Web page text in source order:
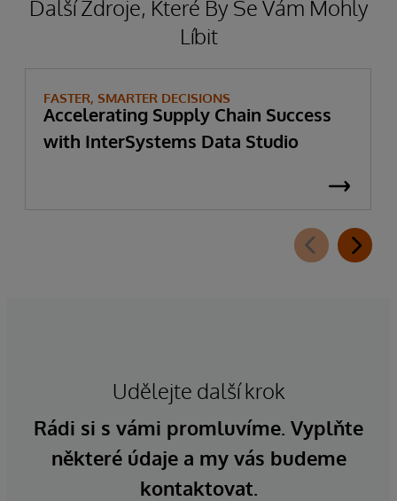
Další Zdroje, Které By Se Vám Mohly
Líbit
FASTER, SMARTER DECISIONS
Accelerating Supply Chain Success
with InterSystems Data Studio
Udělejte další krok
Rádi si s vámi promluvíme. Vyplňte
některé údaje a my vás budeme
kontaktovat.